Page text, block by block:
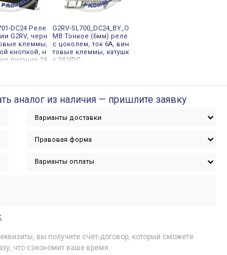
DC24 Реле
G2RV, черн
клеммы,
кнопкой, н
питания 24
G2RV-SL700_DC24_BY_O
MB Тонкое (6мм) реле
с цоколем, ток 6А, вин
товые клеммы, катушк
а 24 VDC
аналог из наличия — пришлите заявку
вы получите счет-договор, который сможете
что сэкономит ваше время.